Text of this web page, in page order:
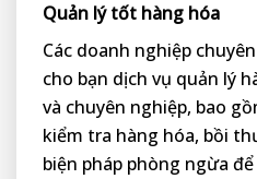
Quản lý tốt hàng hóa
Các doanh nghiệp
cho bạn dịch vụ quản lý
và chuyên nghiệp, bao
kiểm tra hàng hóa, bồi
biện pháp phòng ngừa